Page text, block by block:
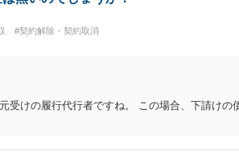
#契約解除・契約取消
けの履行代行者ですね。 この場合、下請けの